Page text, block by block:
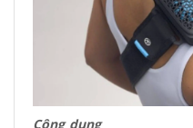
Công dụng